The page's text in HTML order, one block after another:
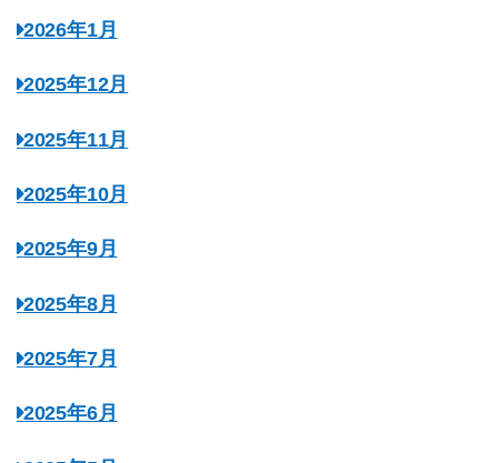
2026年1月
2025年12月
2025年11月
2025年10月
2025年9月
2025年8月
2025年7月
2025年6月